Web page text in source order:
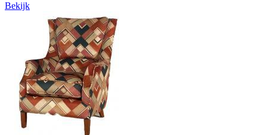
Bekijk